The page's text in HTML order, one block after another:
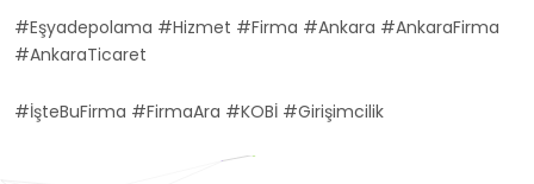
#Eşyadepolama #Hizmet #Firma #Ankara #AnkaraFirma
#AnkaraTicaret
#İşteBuFirma #FirmaAra #KOBİ #Girişimcilik